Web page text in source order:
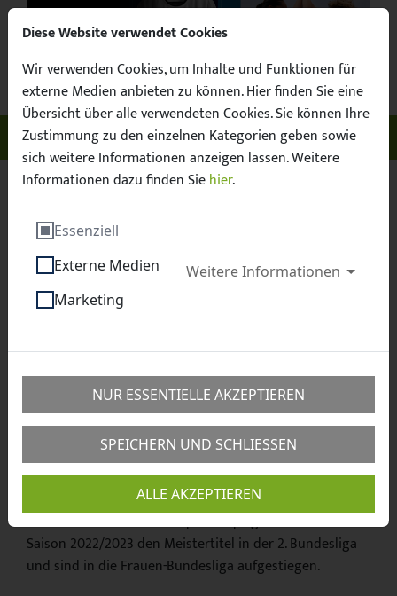
Facebook
X / Twitter
Instagram
YouTubeSuche
Unser Sachsen. Euer Fussball. Menü
Sächsischer Fußball-Verband e.V.
Frauen überregional
In der Frauen-Regionalliga Nordost sind drei sächsische
Mannschaften vertreten. Während die Frauen vom 1. FFC
Fortuna Dresden und die zweite Mannschaft von
RasenBallsport Leipzig schon länger in dieser Liga spielt,
kommt die Mannschaft vom SV Eintracht Leipzig-Süd zur
Saison 2025/2026 neu dazu.
Die Frauen von RasenBallsport Leipzig I holten in der
Saison 2022/2023 den Meistertitel in der 2. Bundesliga
und sind in die Frauen-Bundesliga aufgestiegen.
Diese Website verwendet Cookies
Wir verwenden Cookies, um Inhalte und Funktionen für
externe Medien anbieten zu können. Hier finden Sie eine
Übersicht über alle verwendeten Cookies. Sie können Ihre
Zustimmung zu den einzelnen Kategorien geben sowie
sich weitere Informationen anzeigen lassen. Weitere
Informationen dazu finden Siehier.
Essenziell
Externe Medien
Marketing
Weitere Informationen
NUR ESSENTIELLE AKZEPTIEREN
SPEICHERN UND SCHLIESSEN
ALLE AKZEPTIEREN